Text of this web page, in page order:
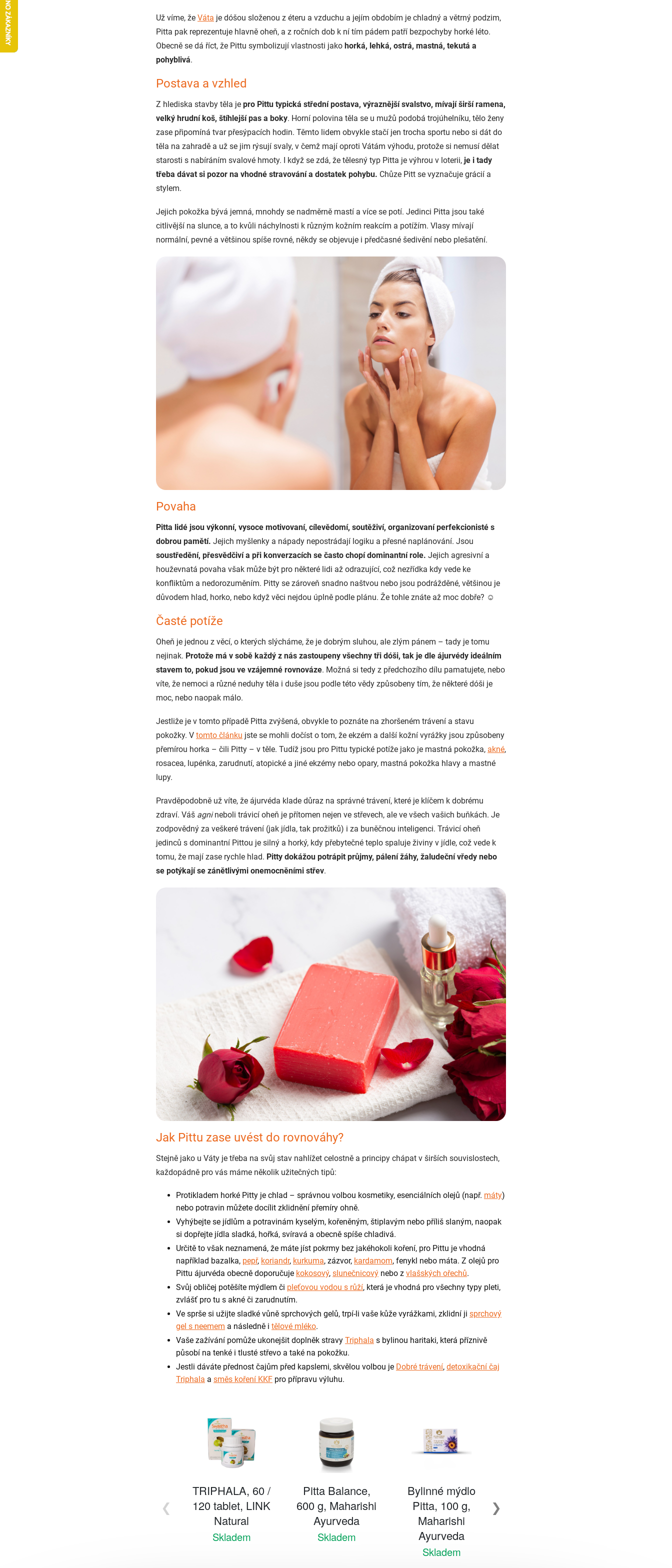
Už víme, že Váta je dóšou složenou z éteru a vzduchu a jejím obdobím je chladný a větrný podzim,
Pitta pak reprezentuje hlavně oheň, a z ročních dob k ní tím pádem patří bezpochyby horké léto.
Obecně se dá říct, že Pittu symbolizují vlastnosti jako horká, lehká, ostrá, mastná, tekutá a
pohyblivá.
Postava a vzhled
Z hlediska stavby těla je pro Pittu typická střední postava, výraznější svalstvo, mívají širší ramena,
velký hrudní koš, štíhlejší pas a boky. Horní polovina těla se u mužů podobá trojúhelníku, tělo ženy
zase připomíná tvar přesýpacích hodin. Těmto lidem obvykle stačí jen trocha sportu nebo si dát do
těla na zahradě a už se jim rýsují svaly, v čemž mají oproti Vátám výhodu, protože si nemusí dělat
starosti s nabíráním svalové hmoty. I když se zdá, že tělesný typ Pitta je výhrou v loterii, je i tady
třeba dávat si pozor na vhodné stravování a dostatek pohybu. Chůze Pitt se vyznačuje grácií a
stylem.
Jejich pokožka bývá jemná, mnohdy se nadměrně mastí a více se potí. Jedinci Pitta jsou také
citlivější na slunce, a to kvůli náchylnosti k různým kožním reakcím a potížím. Vlasy mívají
normální, pevné a většinou spíše rovné, někdy se objevuje i předčasné šedivění nebo plešatění.
Povaha
Pitta lidé jsou výkonní, vysoce motivovaní, cílevědomí, soutěživí, organizovaní perfekcionisté s
dobrou pamětí. Jejich myšlenky a nápady nepostrádají logiku a přesné naplánování. Jsou
soustředění, přesvědčiví a při konverzacích se často chopí dominantní role. Jejich agresivní a
houževnatá povaha však může být pro některé lidi až odrazující, což nezřídka kdy vede ke
konfliktům a nedorozuměním. Pitty se zároveň snadno naštvou nebo jsou podrážděné, většinou je
důvodem hlad, horko, nebo když věci nejdou úplně podle plánu. Že tohle znáte až moc dobře? ☺
Časté potíže
Oheň je jednou z věcí, o kterých slýcháme, že je dobrým sluhou, ale zlým pánem – tady je tomu
nejinak. Protože má v sobě každý z nás zastoupeny všechny tři dóši, tak je dle ájurvédy ideálním
stavem to, pokud jsou ve vzájemné rovnováze. Možná si tedy z předchozího dílu pamatujete, nebo
víte, že nemoci a různé neduhy těla i duše jsou podle této vědy způsobeny tím, že některé dóši je
moc, nebo naopak málo.
Jestliže je v tomto případě Pitta zvýšená, obvykle to poznáte na zhoršeném trávení a stavu
pokožky. V tomto článku jste se mohli dočíst o tom, že ekzém a další kožní vyrážky jsou způsobeny
přemírou horka – čili Pitty – v těle. Tudíž jsou pro Pittu typické potíže jako je mastná pokožka, akné,
rosacea, lupénka, zarudnutí, atopické a jiné ekzémy nebo opary, mastná pokožka hlavy a mastné
lupy.
Pravděpodobně už víte, že ájurvéda klade důraz na správné trávení, které je klíčem k dobrému
zdraví. Váš agnineboli trávicí oheň je přítomen nejen ve střevech, ale ve všech vašich buňkách. Je
zodpovědný za veškeré trávení (jak jídla, tak prožitků) i za buněčnou inteligenci. Trávicí oheň
jedinců s dominantní Pittou je silný a horký, kdy přebytečné teplo spaluje živiny v jídle, což vede k
tomu, že mají zase rychle hlad. Pitty dokážou potrápit průjmy, pálení žáhy, žaludeční vředy nebo
se potýkají se zánětlivými onemocněními střev.
Jak Pittu zase uvést do rovnováhy?
Stejně jako u Váty je třeba na svůj stav nahlížet celostně a principy chápat v širších souvislostech,
každopádně pro vás máme několik užitečných tipů:
Protikladem horké Pitty je chlad – správnou volbou kosmetiky, esenciálních olejů (např. máty)
nebo potravin můžete docílit zklidnění přemíry ohně.
Vyhýbejte se jídlům a potravinám kyselým, kořeněným, štiplavým nebo příliš slaným, naopak
si dopřejte jídla sladká, hořká, svíravá a obecně spíše chladivá.
Určitě to však neznamená, že máte jíst pokrmy bez jakéhokoli koření, pro Pittu je vhodná
například bazalka, pepř, koriandr, kurkuma, zázvor, kardamom, fenykl nebo máta. Z olejů pro
Pittu ájurvéda obecně doporučuje kokosový, slunečnicový nebo z vlašských ořechů.
Svůj obličej potěšíte mýdlem či pleťovou vodou s růží, která je vhodná pro všechny typy pleti,
zvlášť pro tu s akné či zarudnutím.
Ve sprše si užijte sladké vůně sprchových gelů, trpí-li vaše kůže vyrážkami, zklidní ji sprchový
gel s neemem a následně i tělové mléko.
Vaše zažívání pomůže ukonejšit doplněk stravy Triphala s bylinou haritaki, která příznivě
působí na tenké i tlusté střevo a také na pokožku.
Jestli dáváte přednost čajům před kapslemi, skvělou volbou je Dobré trávení, detoxikační čaj
Triphala a směs koření KKF pro přípravu výluhu.